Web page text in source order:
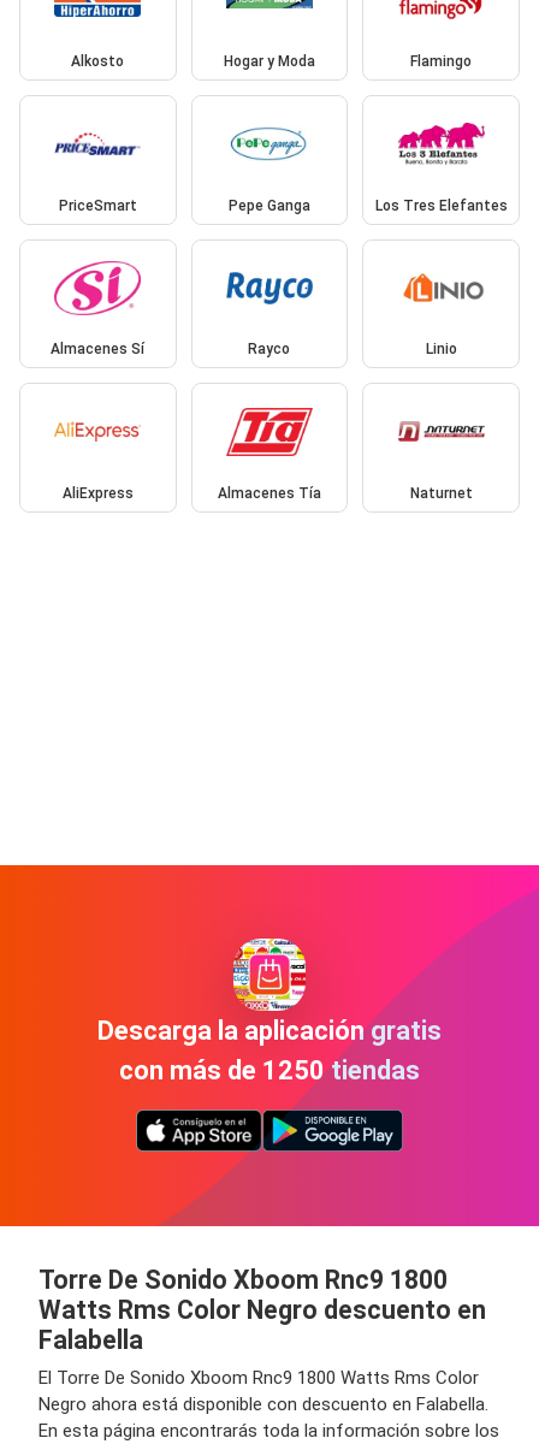
Alkosto Hogar y Moda Flamingo
PriceSmart Pepe Ganga Los Tres Elefantes
Almacenes Sí Rayco Linio
AliExpress Almacenes Tía Naturnet
Descarga la aplicación gratis
con más de 1250 tiendas
Torre De Sonido Xboom Rnc9 1800
Watts Rms Color Negro descuento en
Falabella
El Torre De Sonido Xboom Rnc9 1800 Watts Rms Color
Negro ahora está disponible con descuento en Falabella.
En esta página encontrarás toda la información sobre los